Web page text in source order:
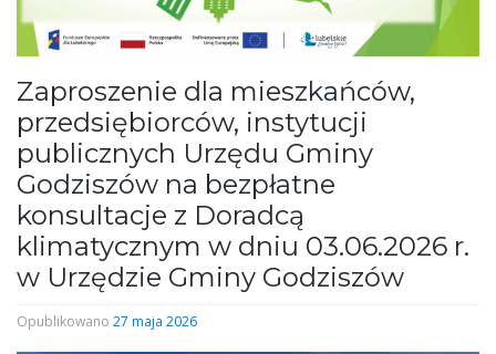
Zaproszenie dla mieszkańców,
przedsiębiorców, instytucji
publicznych Urzędu Gminy
Godziszów na bezpłatne
konsultacje z Doradcą
klimatycznym w dniu 03.06.2026 r.
w Urzędzie Gminy Godziszów
Opublikowano 27 maja 2026